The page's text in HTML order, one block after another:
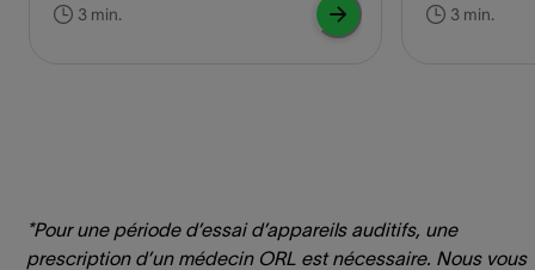
3 min.
comment les
3 min.
*Pour une période d’essai d’appareils auditifs, une
prescription d’un médecin ORL est nécessaire. Nous vous